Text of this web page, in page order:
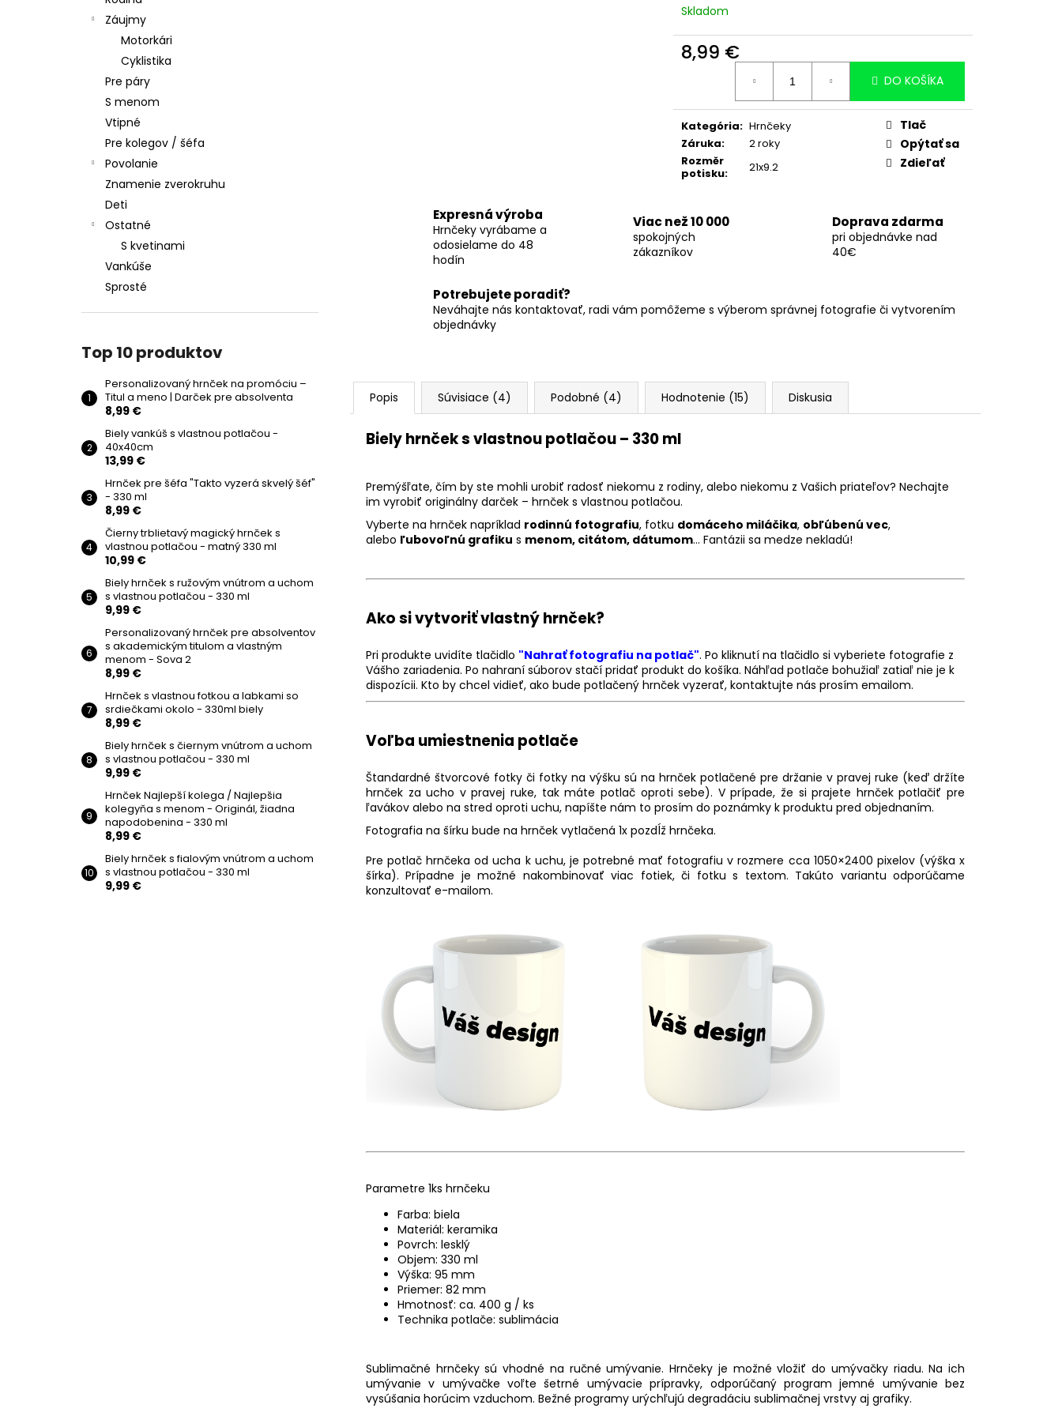
Záujmy
Motorkári
Cyklistika
Pre páry
S menom
Vtipné
Pre kolegov / šéfa
Povolanie
Znamenie zverokruhu
Deti
Ostatné
S kvetinami
Vankúše
Sprosté
Top 10 produktov
Personalizovaný hrnček na promóciu –
Titul a meno | Darček pre absolventa
8,99 €
Biely vankúš s vlastnou potlačou -
40x40cm
13,99 €
Hrnček pre šéfa "Takto vyzerá skvelý šéf"
- 330 ml
8,99 €
Čierny trblietavý magický hrnček s
vlastnou potlačou - matný 330 ml
10,99 €
Biely hrnček s ružovým vnútrom a uchom
s vlastnou potlačou - 330 ml
9,99 €
Personalizovaný hrnček pre absolventov
s akademickým titulom a vlastným
menom - Sova 2
8,99 €
Hrnček s vlastnou fotkou a labkami so
srdiečkami okolo - 330ml biely
8,99 €
Biely hrnček s čiernym vnútrom a uchom
s vlastnou potlačou - 330 ml
9,99 €
Hrnček Najlepší kolega / Najlepšia
kolegyňa s menom - Originál, žiadna
napodobenina - 330 ml
8,99 €
Biely hrnček s fialovým vnútrom a uchom
s vlastnou potlačou - 330 ml
9,99 €
Skladom
8,99 €
Jednotková
DO KOŠÍKA
Kategória: Hrnčeky
Záruka:
2 roky
Rozměr
potisku: 21x9.2
Tlač
Opýtať sa
Zdieľať
Expresná výroba
Hrnčeky vyrábame a
odosielame do 48
hodín
Viac než 10 000
spokojných
zákazníkov
Doprava zdarma
pri objednávke nad
40€
Potrebujete poradiť?
Neváhajte nás kontaktovať, radi vám pomôžeme s výberom správnej fotografie či vytvorením
objednávky
Popis Súvisiace (4) Podobné (4) Hodnotenie (15) Diskusia
Biely hrnček s vlastnou potlačou – 330 ml
Premýšľate, čím by ste mohli urobiť radosť niekomu z rodiny, alebo niekomu z Vašich priateľov? Nechajte
im vyrobiť originálny darček – hrnček s vlastnou potlačou.
Vyberte na hrnček napríklad rodinnú fotografiu, fotku domáceho miláčika, obľúbenú vec,
alebo ľubovoľnú grafiku s menom, citátom, dátumom… Fantázii sa medze nekladú!
Ako si vytvoriť vlastný hrnček?
Pri produkte uvidíte tlačidlo "Nahrať fotografiu na potlač". Po kliknutí na tlačidlo si vyberiete fotografie z
Vášho zariadenia. Po nahraní súborov stačí pridať produkt do košíka. Náhľad potlače bohužiaľ zatiaľ nie je k
dispozícii. Kto by chcel vidieť, ako bude potlačený hrnček vyzerať, kontaktujte nás prosím emailom.
Voľba umiestnenia potlače
Štandardné štvorcové fotky či fotky na výšku sú na hrnček potlačené pre držanie v pravej ruke (keď držíte
hrnček za ucho v pravej ruke, tak máte potlač oproti sebe). V prípade, že si prajete hrnček potlačiť pre
ľavákov alebo na stred oproti uchu, napíšte nám to prosím do poznámky k produktu pred objednaním.
Fotografia na šírku bude na hrnček vytlačená 1x pozdĺž hrnčeka.
Pre potlač hrnčeka od ucha k uchu, je potrebné mať fotografiu v rozmere cca 1050×2400 pixelov (výška x
šírka). Prípadne je možné nakombinovať viac fotiek, či fotku s textom. Takúto variantu odporúčame
konzultovať e-mailom.
Parametre 1ks hrnčeku
Farba: biela
Materiál: keramika
Povrch: lesklý
Objem: 330 ml
Výška: 95 mm
Priemer: 82 mm
Hmotnosť: ca. 400 g / ks
Technika potlače: sublimácia
Sublimačné hrnčeky sú vhodné na ručné umývanie. Hrnčeky je možné vložiť do umývačky riadu. Na ich
umývanie v umývačke voľte šetrné umývacie prípravky, odporúčaný program jemné umývanie bez
vysúšania horúcim vzduchom. Bežné programy urýchľujú degradáciu sublimačnej vrstvy aj grafiky.